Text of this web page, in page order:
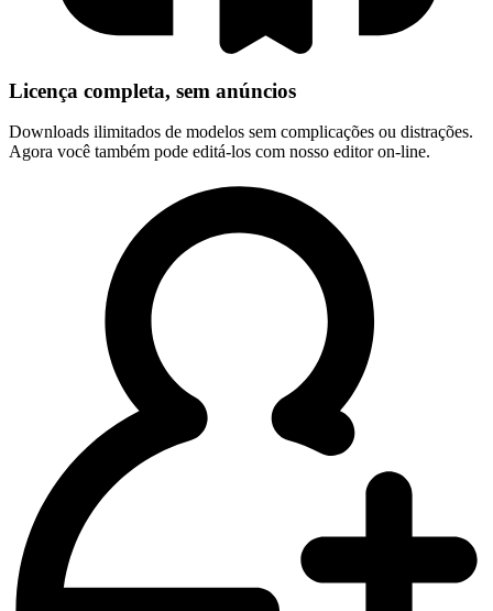
Licença completa, sem anúncios
Downloads ilimitados de modelos sem complicações ou distrações.
Agora você também pode editá-los com nosso editor on-line.